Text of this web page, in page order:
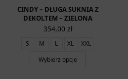
CINDY – DŁUGA SUKNIA Z
DEKOLTEM – ZIELONA
354,00 zł
S M L XL
XXL
Wybierz opcje